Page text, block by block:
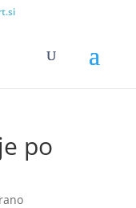
po